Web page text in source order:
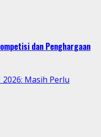
dan Penghargaan
2026: Masih Perlu